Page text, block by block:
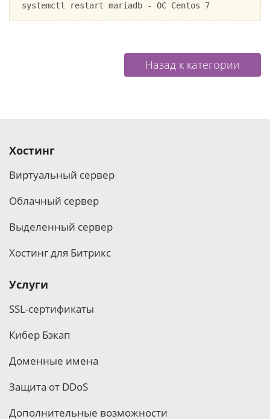
systemctl restart mariadb - ОС Centos 7
Назад к категории
Хостинг
Виртуальный сервер
Облачный сервер
Выделенный сервер
Хостинг для Битрикс
Услуги
SSL-сертификаты
Кибер Бэкап
Доменные имена
Защита от DDoS
Дополнительные возможности